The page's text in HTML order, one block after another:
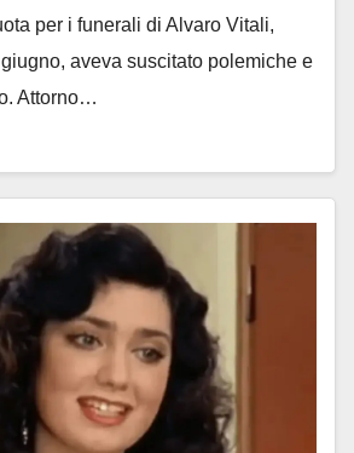
per i funerali di Alvaro Vitali,
aveva suscitato polemiche e
Attorno…